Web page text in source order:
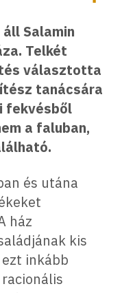
Salamin
Telkét
választotta
tanácsára
fekvésből
a faluban,
és utána
ház
kis
inkább